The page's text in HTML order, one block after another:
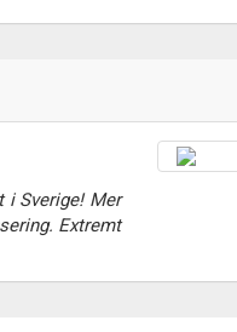
i Sverige! Mer
Extremt